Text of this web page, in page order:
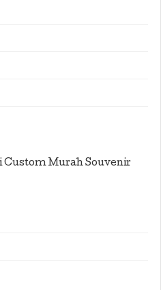
Murah Souvenir